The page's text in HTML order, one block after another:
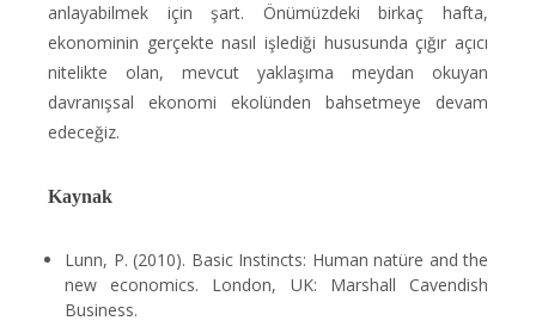
anlayabilmek için şart. Önümüzdeki birkaç hafta,
ekonominin gerçekte nasıl işlediği hususunda çığır açıcı
nitelikte olan, mevcut yaklaşıma meydan okuyan
davranışsal ekonomi ekolünden bahsetmeye devam
edeceğiz.
Kaynak
Lunn, P. (2010). Basic Instincts: Human natüre and the
new economics. London, UK: Marshall Cavendish
Business.